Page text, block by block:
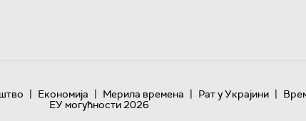
| Економија | Мерила времена | Рат у Украјини |
ЕУ могућности 2026